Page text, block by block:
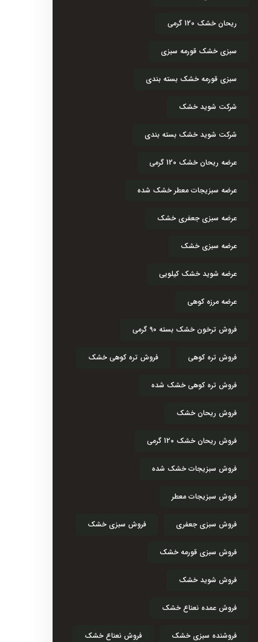
ریحان خشک 120 گرمی
سبزی خشک قورمه سبزی
سبزی قورمه خشک بسته بندی
شرکت شوید خشک
شرکت شوید خشک بسته بندی
عرضه ریحان خشک 120 گرمی
عرضه سبزیجات معطر خشک شده
عرضه سبزی جعفری خشک
عرضه سبزی خشک
عرضه شوید خشک کیلویی
عرضه مرزه کوهی
فروش ترخون خشک بسته 90 گرمی
فروش تره کوهی فروش تره کوهی خشک
فروش تره کوهی خشک شده
فروش ریحان خشک
فروش ریحان خشک 120 گرمی
فروش سبزیجات خشک شده
فروش سبزیجات معطر
فروش سبزی جعفری فروش سبزی خشک
فروش سبزی قورمه خشک
فروش شوید خشک
فروش عمده نعناع خشک
فروشنده سبزی خشک فروش نعناع خشک